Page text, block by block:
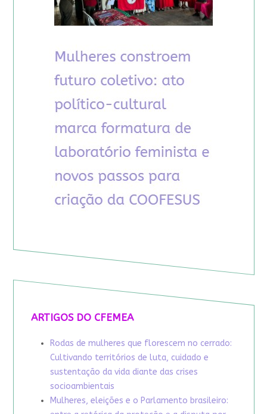
ARTIGOS DO CFEMEA
Rodas de mulheres que florescem no cerrado:
Cultivando territórios de luta, cuidado e
sustentação da vida diante das crises
socioambientais
Mulheres, eleições e o Parlamento brasileiro: